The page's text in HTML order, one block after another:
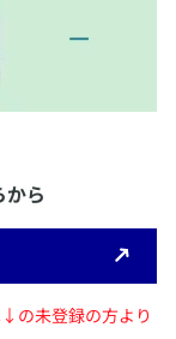
ら
↓の未登録の方より